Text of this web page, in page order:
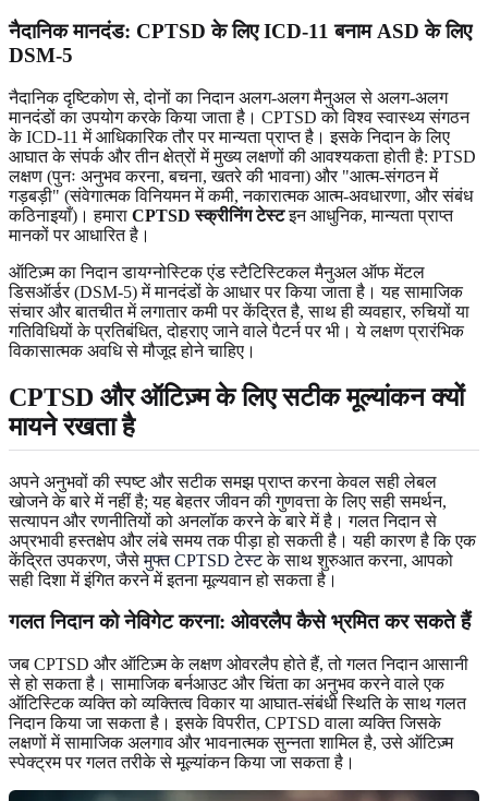
नैदानिक मानदंड: CPTSD के लिए ICD-11 बनाम ASD के लिए
DSM-5
नैदानिक ​​दृष्टिकोण से, दोनों का निदान अलग-अलग मैनुअल से अलग-अलग
मानदंडों का उपयोग करके किया जाता है। CPTSD को विश्व स्वास्थ्य संगठन
के ICD-11 में आधिकारिक तौर पर मान्यता प्राप्त है। इसके निदान के लिए
आघात के संपर्क और तीन क्षेत्रों में मुख्य लक्षणों की आवश्यकता होती है: PTSD
लक्षण (पुनः अनुभव करना, बचना, खतरे की भावना) और "आत्म-संगठन में
गड़बड़ी" (संवेगात्मक विनियमन में कमी, नकारात्मक आत्म-अवधारणा, और संबंध
कठिनाइयाँ)। हमारा CPTSD स्क्रीनिंग टेस्टइन आधुनिक, मान्यता प्राप्त
मानकों पर आधारित है।
ऑटिज़्म का निदान डायग्नोस्टिक एंड स्टैटिस्टिकल मैनुअल ऑफ मेंटल
डिसऑर्डर (DSM-5) में मानदंडों के आधार पर किया जाता है। यह सामाजिक
संचार और बातचीत में लगातार कमी पर केंद्रित है, साथ ही व्यवहार, रुचियों या
गतिविधियों के प्रतिबंधित, दोहराए जाने वाले पैटर्न पर भी। ये लक्षण प्रारंभिक
विकासात्मक अवधि से मौजूद होने चाहिए।
CPTSD और ऑटिज़्म के लिए सटीक मूल्यांकन क्यों
मायने रखता है
अपने अनुभवों की स्पष्ट और सटीक समझ प्राप्त करना केवल सही लेबल
खोजने के बारे में नहीं है; यह बेहतर जीवन की गुणवत्ता के लिए सही समर्थन,
सत्यापन और रणनीतियों को अनलॉक करने के बारे में है। गलत निदान से
अप्रभावी हस्तक्षेप और लंबे समय तक पीड़ा हो सकती है। यही कारण है कि एक
केंद्रित उपकरण, जैसेमुफ्त CPTSD टेस्टके साथ शुरुआत करना, आपको
सही दिशा में इंगित करने में इतना मूल्यवान हो सकता है।
गलत निदान को नेविगेट करना: ओवरलैप कैसे भ्रमित कर सकते हैं
जब CPTSD और ऑटिज़्म के लक्षण ओवरलैप होते हैं, तो गलत निदान आसानी
से हो सकता है। सामाजिक बर्नआउट और चिंता का अनुभव करने वाले एक
ऑटिस्टिक व्यक्ति को व्यक्तित्व विकार या आघात-संबंधी स्थिति के साथ गलत
निदान किया जा सकता है। इसके विपरीत, CPTSD वाला व्यक्ति जिसके
लक्षणों में सामाजिक अलगाव और भावनात्मक सुन्नता शामिल है, उसे ऑटिज़्म
स्पेक्ट्रम पर गलत तरीके से मूल्यांकन किया जा सकता है।